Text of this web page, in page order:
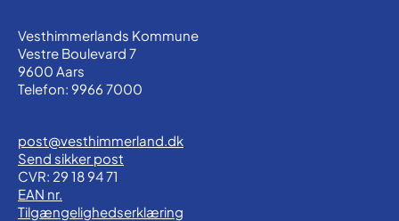
Vesthimmerlands Kommune
Vestre Boulevard 7
9600 Aars
Telefon: 9966 7000
post@vesthimmerland.dk
Send sikker post
CVR: 29 18 94 71
EAN nr.
Tilgængelighedserklæring